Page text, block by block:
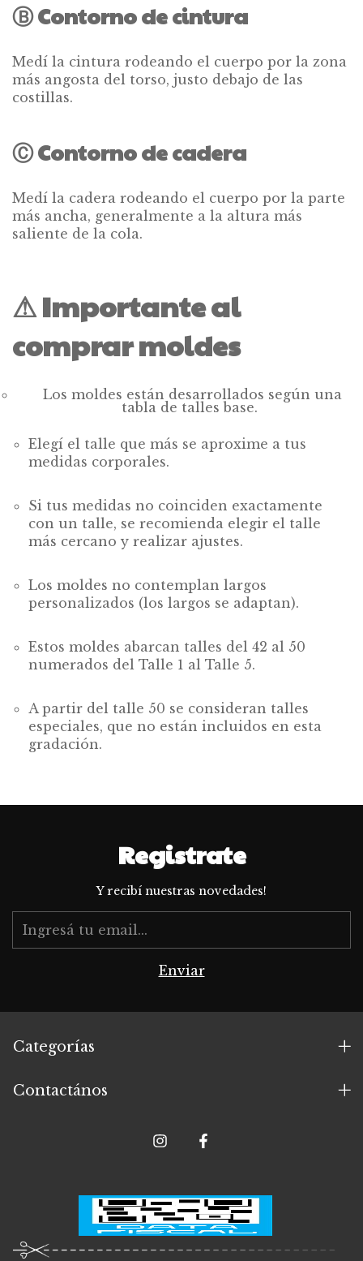
ⒷContorno de cintura
Medí la cintura rodeando el cuerpo por la zona
más angosta del torso, justo debajo de las
costillas.
ⒸContorno de cadera
Medí la cadera rodeando el cuerpo por la parte
más ancha, generalmente a la altura más
saliente de la cola.
⚠Importante al
comprar moldes
Los moldes están desarrollados según una
tabla de talles base.
Elegí el talle que más se aproxime a tus
medidas corporales.
Si tus medidas no coinciden exactamente
con un talle, se recomienda elegir el talle
más cercano y realizar ajustes.
Los moldes no contemplan largos
personalizados (los largos se adaptan).
Estos moldes abarcan talles del 42 al 50
numerados del Talle 1 al Talle 5.
A partir del talle 50 se consideran talles
especiales, que no están incluidos en esta
gradación.
Registrate
Y recibí nuestras novedades!
Categorías
Contactános